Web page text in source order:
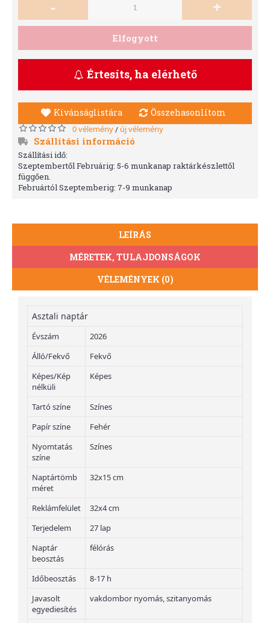
- +
Elfogyott
Értesíts, ha elérhető
Kívánságlistára Összehasonlítom
0 vélemény/ új vélemény
Szállítási információ
Szállítási idő:
Szeptembertől Februárig: 5-6 munkanap raktárkészlettől
függően.
Februártól Szeptemberig: 7-9 munkanap
LEÍRÁS
MÉRETEK, TULAJDONSÁGOK
VÉLEMÉNYEK (0)
Asztali naptár
Évszám
2026
Álló/Fekvő
Fekvő
Képes/Kép
nélküli
Képes
Tartó színe
Színes
Papír színe
Fehér
Nyomtatás
színe
Színes
Naptártömb
méret
32x15 cm
Reklámfelület
32x4 cm
Terjedelem
27 lap
Naptár
beosztás
félórás
Időbeosztás
8-17 h
Javasolt
egyediesítés
vakdombor nyomás, szitanyomás